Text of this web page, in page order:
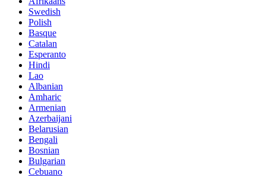
Swedish
Polish
Basque
Catalan
Esperanto
Hindi
Lao
Albanian
Amharic
Armenian
Azerbaijani
Belarusian
Bengali
Bosnian
Bulgarian
Cebuano